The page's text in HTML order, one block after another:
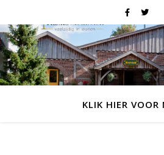
KLIK HIER VOOR